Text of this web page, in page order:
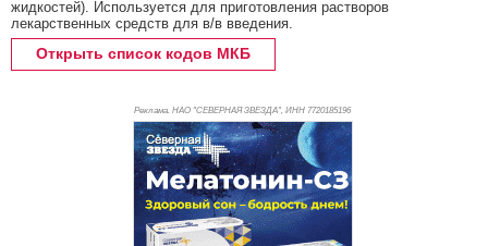
жидкостей). Используется для приготовления растворов
лекарственных средств для в/в введения.
Открыть список кодов МКБ
Реклама. НАО "СЕВЕРНАЯ ЗВЕЗДА", ИНН 7720185196